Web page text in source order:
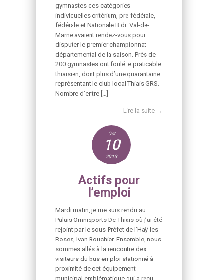
gymnastes des catégories
individuelles critérium, pré-fédérale,
fédérale et Nationale B du Val-de-
Marne avaient rendez-vous pour
disputer le premier championnat
départemental de la saison. Près de
200 gymnastes ont foulé le praticable
thiaisien, dont plus d’une quarantaine
représentant le club local Thiais GRS.
Nombre d’entre […]
Lire la suite →
Oct
10
2013
Actifs pour
l’emploi
Mardi matin, je me suis rendu au
Palais Omnisports De Thiais où j’ai été
rejoint par le sous-Préfet de l’Haÿ-les-
Roses, Ivan Bouchier. Ensemble, nous
sommes allés à la rencontre des
visiteurs du bus emploi stationné à
proximité de cet équipement
municipal emblématique qui a reçu